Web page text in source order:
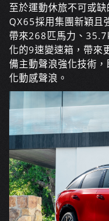
至於運動休旅不可或
QX65採用集團新穎且
帶來268匹馬力、
化的9速變速箱，帶來
備主動聲浪強化技術
化動感聲浪。